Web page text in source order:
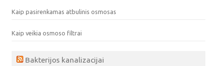
Kaip pasirenkamas atbulinis osmosas
Kaip veikia osmoso filtrai
Bakterijos kanalizacijai